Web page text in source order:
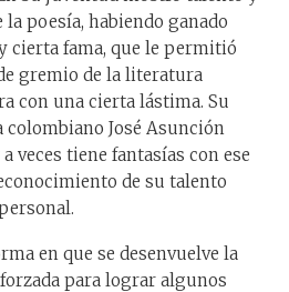
poesía, habiendo ganado
cierta fama, que le permitió
gremio de la literatura
con una cierta lástima. Su
colombiano José Asunción
veces tiene fantasías con ese
de su talento
en que se desenvuelve la
para lograr algunos